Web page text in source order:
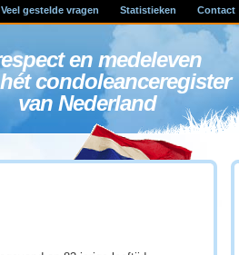
Veel gestelde vragen Statistieken Contact
en medeleven
condoleanceregister
van Nederland